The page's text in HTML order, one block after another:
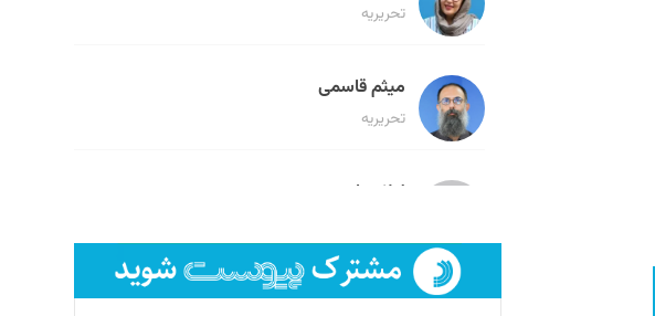
تحریریه
میثم قاسمی
تحریریه
لیلا حنارود
فائزه فتحی رستمی